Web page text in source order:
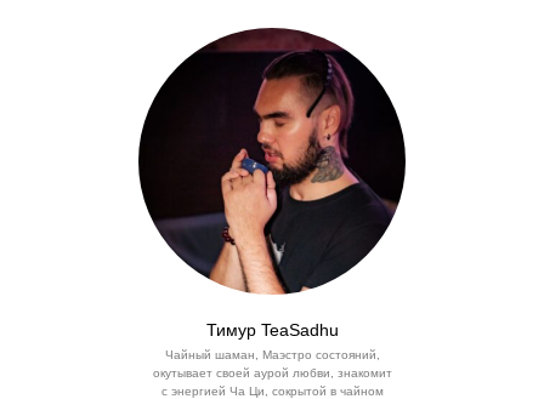
Тимур TeaSadhu
Чайный шаман, Маэстро состояний,
окутывает своей аурой любви, знакомит
с энергией Ча Ци, сокрытой в чайном